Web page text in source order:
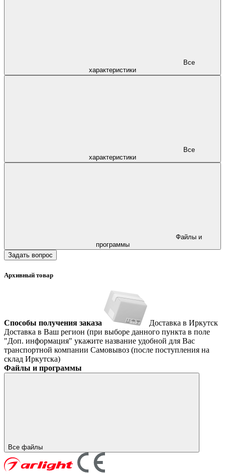
характеристики
характеристики
программы
Задать вопрос
Архивный товар
Способы получения заказа
Доставка в Иркутск
Доставка в Ваш регион (при выборе данного пункта в поле
"Доп. информация" укажите название удобной для Вас
транспортной компании Самовывоз (после поступления на
склад Иркутска)
Файлы и программы
Все файлы